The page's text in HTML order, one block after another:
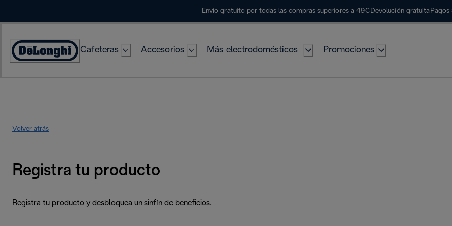
Envío gratuito por todas las compras superiores a 49€ Devolución gratuita Pagos
Accessibility
Cafeteras Accesorios Más electrodomésticos Promociones
Volver atrás
Registra tu producto
Registra tu producto y desbloquea un sinfín de beneficios.